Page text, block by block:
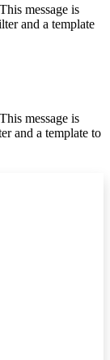
message is
and a template
message is
and a template to